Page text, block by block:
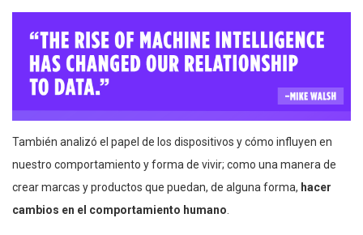
También analizó el papel de los dispositivos y cómo influyen en
nuestro comportamiento y forma de vivir; como una manera de
crear marcas y productos que puedan, de alguna forma, hacer
cambios en el comportamiento humano.